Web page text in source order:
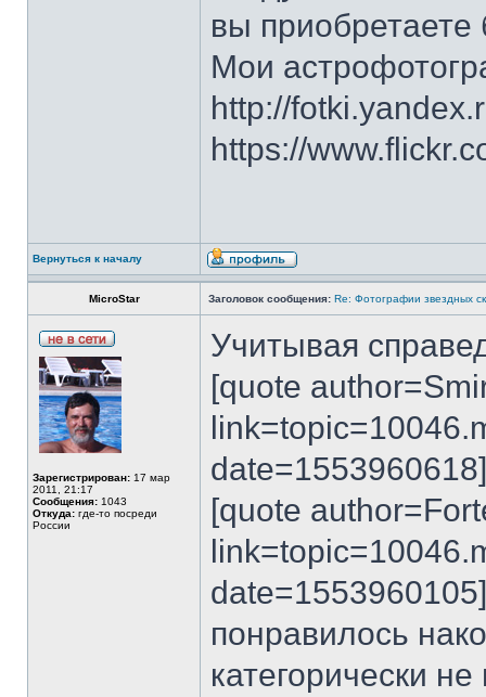
вы
Мои
http://
https://
Вернуться к началу
MicroStar Заголовок сообщения: Re: Фотографии звездных
Зарегистрирован: 17 мар
2011, 21:17
Сообщения: 1043
Откуда: где-то посреди
России
Учитывая
[quote
date=1553960618]
[quote
понравилось
категорически